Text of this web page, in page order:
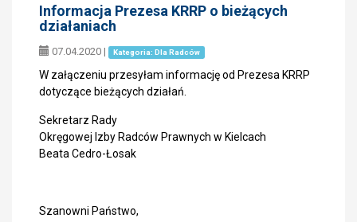
Informacja Prezesa KRRP o bieżących
działaniach
07.04.2020 | Kategoria: Dla Radców
W załączeniu przesyłam informację od Prezesa KRRP
dotyczące bieżących działań.
Sekretarz Rady
Okręgowej Izby Radców Prawnych w Kielcach
Beata Cedro-Łosak
Szanowni Państwo,